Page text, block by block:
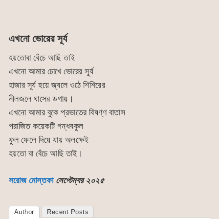
এখনো ভোরের সূর্য
হয়তোবা বেঁচে আছি তাই
এখনো আমার চোখে ভোরের সূর্য
হাজার সূর্য হয়ে জ্বলে ওঠে শিশিরের
নীলজলে ঘাসের ডগায়।
এখনো আমার বুকে প্রভাতের বিষণ্ণ বাতাস
পরাজিত কয়েকটি গন্ধবকুল
ফুল ফেলে দিয়ে যায় অলক্ষেই
হয়তো বা বেঁচে আছি তাই।
সরোজ মোস্তফা সেপ্টেম্বর ২০২৫
Author Recent Posts